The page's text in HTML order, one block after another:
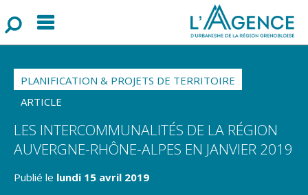
Menu
PLANIFICATION & PROJETS DE TERRITOIRE
ARTICLE
LES INTERCOMMUNALITÉS DE LA RÉGION
AUVERGNE-RHÔNE-ALPES EN JANVIER 2019
Publié le lundi 15 avril 2019